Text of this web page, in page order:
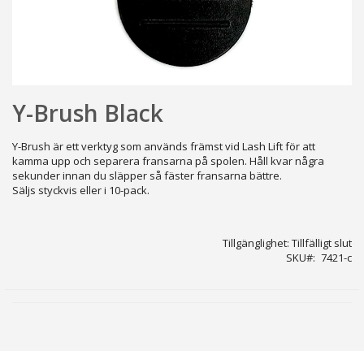
till
början
bildgalleriet
Y-Brush Black
Y-Brush är ett verktyg som används främst vid Lash Lift för att
kamma upp och separera fransarna på spolen. Håll kvar några
sekunder innan du släpper så fäster fransarna bättre.
Säljs styckvis eller i 10-pack.
Tillgänglighet: Tillfälligt slut
SKU
7421-c